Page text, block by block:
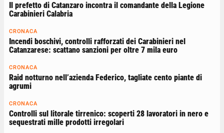
Il prefetto di Catanzaro incontra il comandante della Legione
Carabinieri Calabria
CRONACA
Incendi boschivi, controlli rafforzati dei Carabinieri nel
Catanzarese: scattano sanzioni per oltre 7 mila euro
CRONACA
Raid notturno nell’azienda Federico, tagliate cento piante di
agrumi
CRONACA
Controlli sul litorale tirrenico: scoperti 28 lavoratori in nero e
sequestrati mille prodotti irregolari